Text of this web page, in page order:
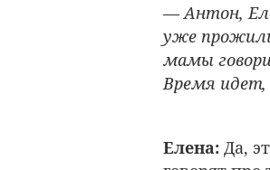
— Антон,
уже
мамы
Время идет,
Елена: Да,